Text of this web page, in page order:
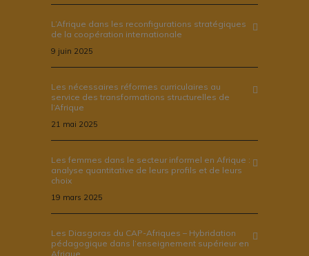
L’Afrique dans les reconfigurations stratégiques
de la coopération internationale
9 juin 2025
Les nécessaires réformes curriculaires au
service des transformations structurelles de
l’Afrique
21 mai 2025
Les femmes dans le secteur informel en Afrique :
analyse quantitative de leurs profils et de leurs
choix
19 mars 2025
Les Diasgoras du CAP-Afriques – Hybridation
pédagogique dans l’enseignement supérieur en
Afrique